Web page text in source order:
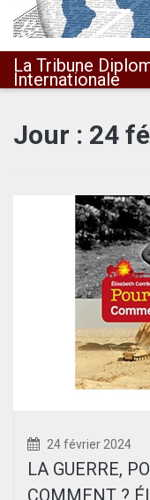
La Tribune
Internationale
Jour : 24
24 février 2024
LA GUERRE,
COMMENT ?